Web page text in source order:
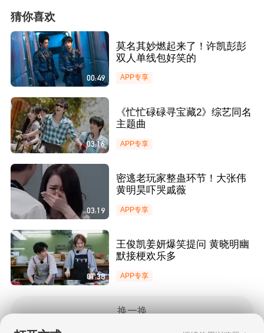
猜你喜欢
00:49
莫名其妙燃起来了！许凯彭彭
双人单线包好笑的
APP专享
03:16
《忙忙碌碌寻宝藏2》综艺同名
主题曲
APP专享
03:19
密逃老玩家整蛊环节！大张伟
黄明昊吓哭戚薇
APP专享
01:38
王俊凯姜妍爆笑提问 黄晓明幽
默接梗欢乐多
APP专享
换一换